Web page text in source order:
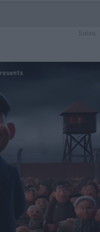
Satira